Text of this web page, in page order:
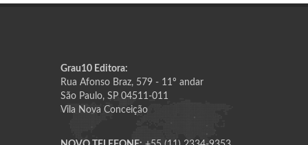
Grau10 Editora:
Rua Afonso Braz, 579 - 11º andar
São Paulo, SP 04511-011
Vila Nova Conceição